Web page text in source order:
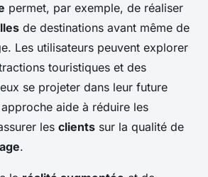
permet, par exemple, de réaliser
de destinations avant même de
Les utilisateurs peuvent explorer
touristiques et des
se projeter dans leur future
aide à réduire les
les clients sur la qualité de
.